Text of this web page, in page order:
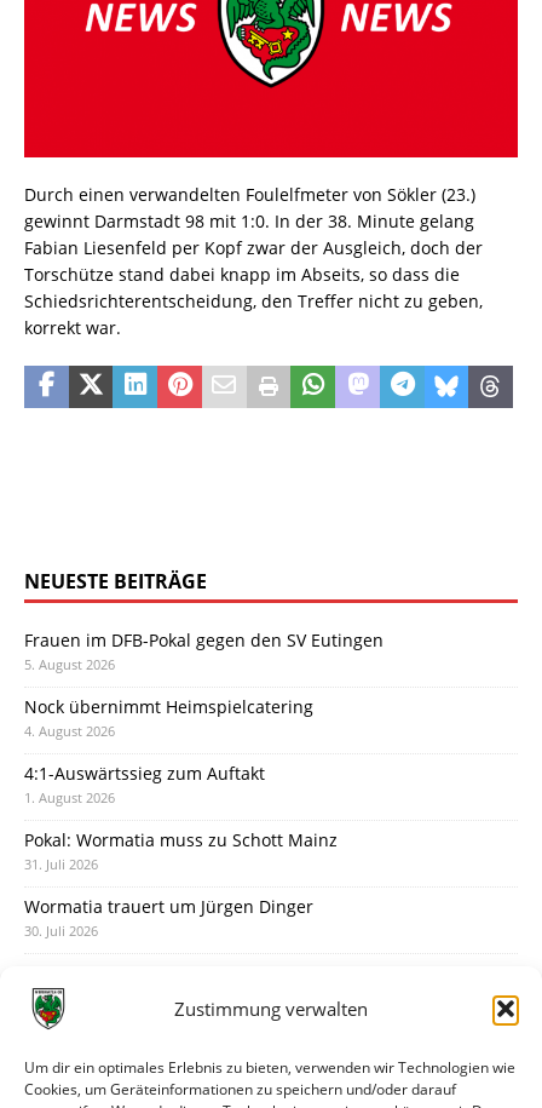
Zustimmung verwalten
Um dir ein optimales Erlebnis zu bieten, verwenden wir Technologien wie
Cookies, um Geräteinformationen zu speichern und/oder darauf
Durch einen verwandelten Foulelfmeter von Sökler (23.)
gewinnt Darmstadt 98 mit 1:0. In der 38. Minute gelang
Fabian Liesenfeld per Kopf zwar der Ausgleich, doch der
Torschütze stand dabei knapp im Abseits, so dass die
Schiedsrichterentscheidung, den Treffer nicht zu geben,
korrekt war.
NEUESTE BEITRÄGE
Frauen im DFB-Pokal gegen den SV Eutingen
5. August 2026
Nock übernimmt Heimspielcatering
4. August 2026
4:1-Auswärtssieg zum Auftakt
1. August 2026
Pokal: Wormatia muss zu Schott Mainz
31. Juli 2026
Wormatia trauert um Jürgen Dinger
30. Juli 2026
28. Juli 2026
28. Juli 2026